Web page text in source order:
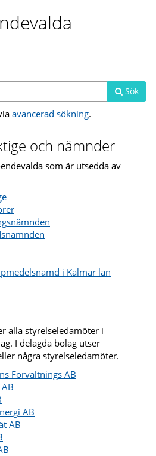
Sök
avancerad sökning.
och nämnder
som är utsedda av
i Kalmar län
alla styrelseledamöter i
I delägda bolag utser
några styrelseledamöter.
Förvaltnings AB
AB
AB